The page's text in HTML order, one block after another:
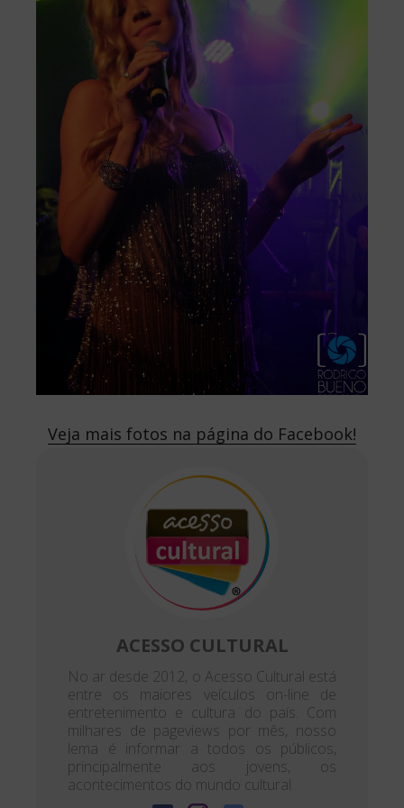
Veja mais fotos na página do Facebook!
ACESSO CULTURAL
No ar desde 2012, o Acesso Cultural está
entre os maiores veículos on-line de
entretenimento e cultura do país. Com
milhares de pageviews por mês, nosso
lema é informar a todos os públicos,
principalmente aos jovens, os
acontecimentos do mundo cultural.